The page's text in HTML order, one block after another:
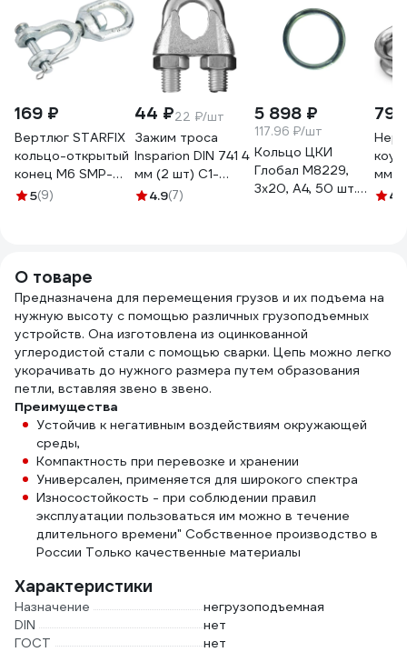
169 ₽
Вертлюг STARFIX
кольцо-открытый
конец М6 SMP-
20850-1
5(9)
44 ₽22 ₽/шт
Зажим троса
Insparion DIN 741 4
мм (2 шт) С1-
00001993
4.9(7)
5 898 ₽
117.96 ₽/шт
Кольцо ЦКИ
Глобал M8229,
3x20, A4, 50 шт.
коуш
мм
шт. в
4.9
О товаре
Предназначена для перемещения грузов и их подъема на
нужную высоту с помощью различных грузоподъемных
устройств. Она изготовлена из оцинкованной
углеродистой стали с помощью сварки. Цепь можно легко
укорачивать до нужного размера путем образования
петли, вставляя звено в звено.
Преимущества
Устойчив к негативным воздействиям окружающей
среды,
Компактность при перевозке и хранении
Универсален, применяется для широкого спектра
Износостойкость - при соблюдении правил
эксплуатации пользоваться им можно в течение
длительного времени" Собственное производство в
России Только качественные материалы
Характеристики
Назначение
негрузоподъемная
DIN
нет
ГОСТ
нет